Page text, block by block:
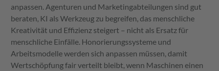
anpassen. Agenturen und Marketingabteilungen sind gut
beraten, KI als Werkzeug zu begreifen, das menschliche
Kreativität und Effizienz steigert – nicht als Ersatz für
menschliche Einfälle. Honorierungssysteme und
Arbeitsmodelle werden sich anpassen müssen, damit
Wertschöpfung fair verteilt bleibt, wenn Maschinen einen